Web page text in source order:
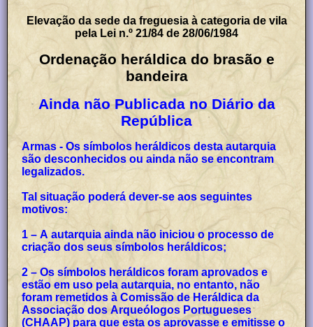
Elevação da sede da freguesia à categoria de vila
pela Lei n.º 21/84 de 28/06/1984
Ordenação heráldica do brasão e
bandeira
Ainda não Publicada no Diário da
República
Armas - Os símbolos heráldicos desta autarquia
são desconhecidos ou ainda não se encontram
legalizados.
Tal situação poderá dever-se aos seguintes
motivos:
1 – A autarquia ainda não iniciou o processo de
criação dos seus símbolos heráldicos;
2 – Os símbolos heráldicos foram aprovados e
estão em uso pela autarquia, no entanto, não
foram remetidos à Comissão de Heráldica da
Associação dos Arqueólogos Portugueses
(CHAAP) para que esta os aprovasse e emitisse o